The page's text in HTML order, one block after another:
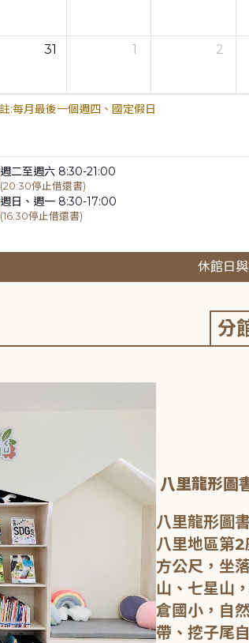
31 1 2
每月最後一個週四、國定假日
週二至週六 8:30-21:00
(20:30停止借還書)
週日、週一 8:30-17:00
(16:30停止借還書)
休館日
分
八里龍形圖
八里龍形圖
八里地區第
方公尺，坐
山、七星山
倉國小，自
帶、挖子尾